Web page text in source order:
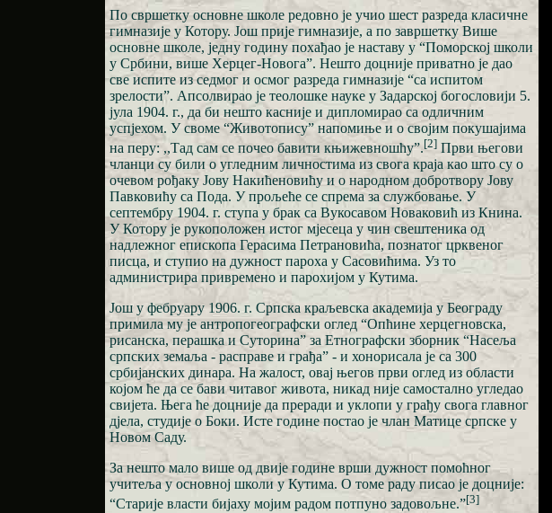
По свршетку основне школе редовно је учио шест разреда класичне
гимназије у Котору. Још прије гимназије, а по завршетку Више
основне школе, једну годину похађао је наставу у “Поморској школи
у Србини, више Херцег-Новога”. Нешто доцније приватно је дао
све испите из седмог и осмог разреда гимназије “са испитом
зрелости”. Апсолвирао је теолошке науке у Задарској богословији 5.
јула 1904. г., да би нешто касније и дипломирао са одличним
успјехом. У своме “Животопису” напомиње и о својим покушајима
на перу: ,,Тад сам се почео бавити књижевношћу”.[2] Први његови
чланци су били о угледним личностима из свога краја као што су о
очевом рођаку Јову Накићеновићу и о народном добротвору Јову
Павковићу са Пода. У прољеће се спрема за службовање. У
септембру 1904. г. ступа у брак са Вукосавом Новаковић из Книна.
У Котору је рукоположен истог мјесеца у чин свештеника од
надлежног епископа Герасима Петрановића, познатог црквеног
писца, и ступио на дужност пароха у Сасовићима. Уз то
администрира привремено и парохијом у Кутима.
Још у фебруару 1906. г. Српска краљевска академија у Београду
примила му је антропогеографски оглед “Опћине херцегновска,
рисанска, перашка и Суторина” за Етнографски зборник “Насеља
српских земаља - расправе и грађа” - и хонорисала је са 300
србијанских динара. На жалост, овај његов први оглед из области
којом ће да се бави читавог живота, никад није самостално угледао
свијета. Њега ће доцније да преради и уклопи у грађу свога главног
дјела, студије о Боки. Исте године постао је члан Матице српске у
Новом Саду.
За нешто мало више од двије године врши дужност помоћног
учитеља у основној школи у Кутима. О томе раду писао је доцније:
“Старије власти бијаху мојим радом потпуно задовољне.”[3]